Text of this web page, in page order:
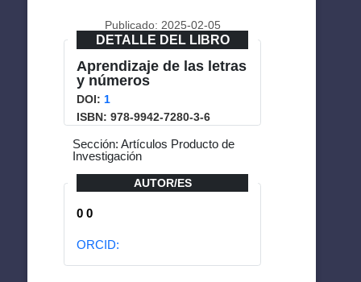
Publicado: 2025-02-05
DETALLE DEL LIBRO
Aprendizaje de las letras
y números
DOI: 1
ISBN: 978-9942-7280-3-6
Sección: Artículos Producto de
Investigación
AUTOR/ES
0 0
ORCID: